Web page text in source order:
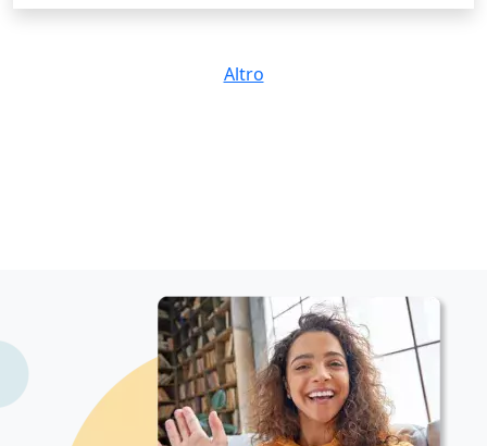
(AutoCAD, Photoshop, Lumion, Rhinoceros). Adatto il
combinando spiegazioni chiare, esempi pratici,
esercizi guidati e supporto motivazionale. Supporto
Altro